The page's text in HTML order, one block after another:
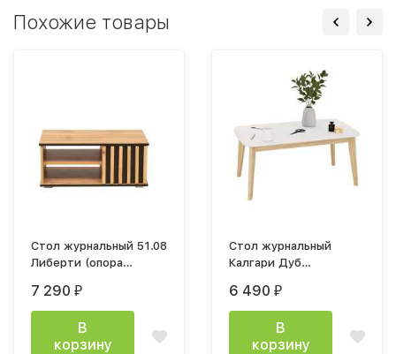
Похожие товары
Стол журнальный 51.08
Либерти (опора
черный
7 290 ₽
В
корзину
Стол журнальный
Калгари Дуб
Белый матовый
6 490 ₽
В
корзину